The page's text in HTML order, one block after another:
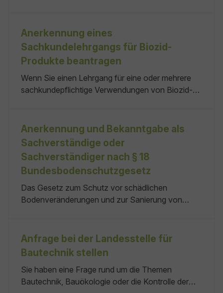
kann es sich auch um Gewerke-spezifische
Lehrgänge handeln. keine EUR 100,00 bis EUR
Anerkennung eines
Sachkundelehrgangs für Biozid-
Produkte beantragen
Wenn Sie einen Lehrgang für eine oder mehrere
sachkundepflichtige Verwendungen von Biozid-
anerkennen lassen. verwendet werden. Das für
den Sitz des Lehrgangsanbieters örtlich
zuständige Regierungspräsidium. keine
Anerkennung und Bekanntgabe als
Sachverständige oder
Sachverständiger nach § 18
Bundesbodenschutzgesetz
Das Gesetz zum Schutz vor schädlichen
Bodenveränderungen und zur Sanierung von
Sachverständige oder Sachverständiger in den
Bereichen Bodenschutz und Altlasten anerkannt
erfüllen:
Anfrage bei der Landesstelle für
Bautechnik stellen
Sie haben eine Frage rund um die Themen
Bautechnik, Bauökologie oder die Kontrolle der